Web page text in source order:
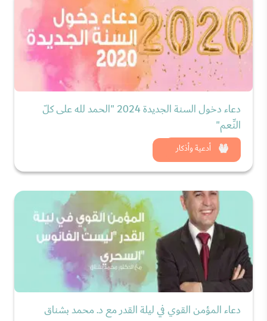
أدعية وأذكار
دعاء دخول السنة الجديدة 2024 "الحمد لله على كلّ
النِّعم"
شاهد الان
دعاء المؤمن القوي في ليلة القدر مع د. محمد بشناق